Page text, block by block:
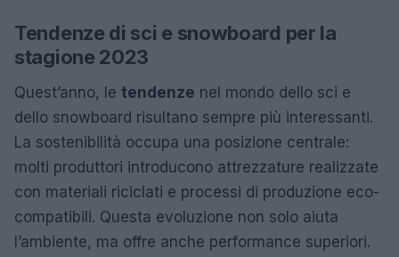
Tendenze di sci e snowboard per la
stagione 2023
Quest’anno, le tendenze nel mondo dello sci e
dello snowboard risultano sempre più interessanti.
La sostenibilità occupa una posizione centrale:
molti produttori introducono attrezzature realizzate
con materiali riciclati e processi di produzione eco-
compatibili. Questa evoluzione non solo aiuta
l’ambiente, ma offre anche performance superiori.